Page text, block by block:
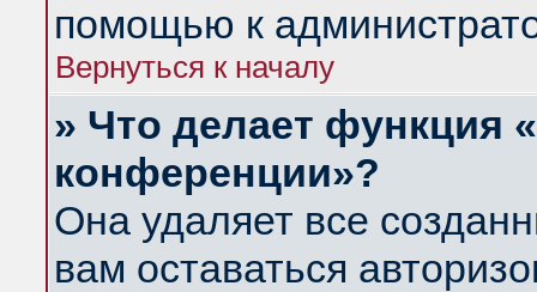
помощью к
Вернуться к началу
» Что делает функция
конференции»?
Она удаляет все
вам оставаться